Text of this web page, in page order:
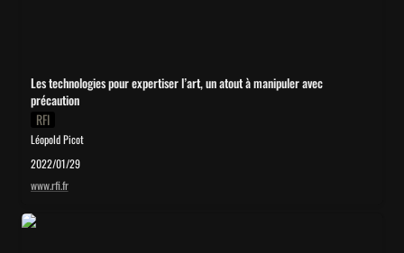
Les technologies pour expertiser l’art, un atout à manipuler avec
précaution
RFI
Léopold Picot
2022/01/29
www.rfi.fr
Au nom du père, du fisc et de Claude Berri